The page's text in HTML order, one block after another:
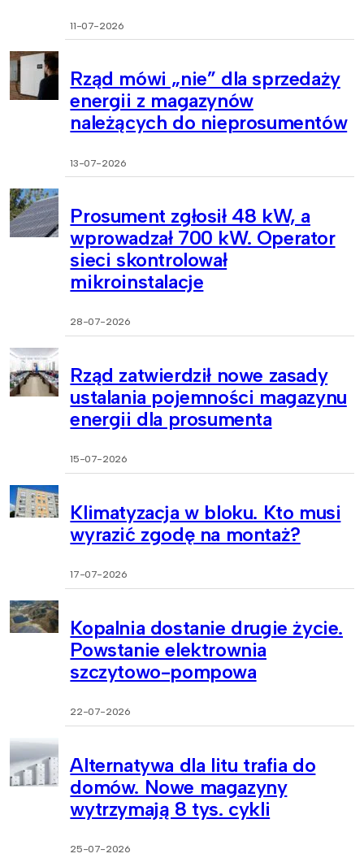
11-07-2026
Rząd mówi „nie” dla sprzedaży
energii z magazynów
należących do nieprosumentów
13-07-2026
Prosument zgłosił 48 kW, a
wprowadzał 700 kW. Operator
sieci skontrolował
mikroinstalacje
28-07-2026
Rząd zatwierdził nowe zasady
ustalania pojemności magazynu
energii dla prosumenta
15-07-2026
Klimatyzacja w bloku. Kto musi
wyrazić zgodę na montaż?
17-07-2026
Kopalnia dostanie drugie życie.
Powstanie elektrownia
szczytowo-pompowa
22-07-2026
Alternatywa dla litu trafia do
domów. Nowe magazyny
wytrzymają 8 tys. cykli
25-07-2026